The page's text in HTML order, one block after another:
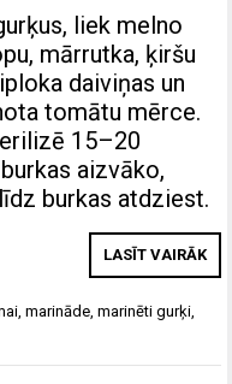
liek melno
mārrutka, ķiršu
daiviņas un
tomātu mērce.
15–20
aizvāko,
burkas atdziest.
LASĪT VAIRĀK
,marināde,marinēti gurķi,